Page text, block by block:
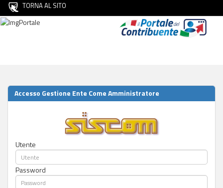
TORNA AL SITO
Accesso Gestione Ente Come Amministratore
Utente
Password